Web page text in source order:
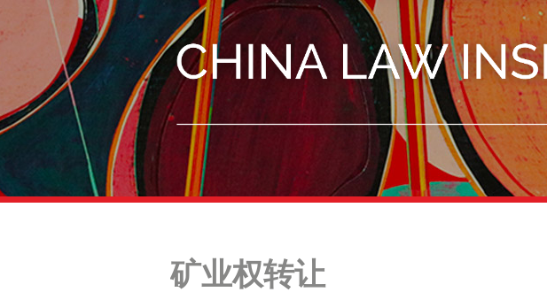
矿业权转让